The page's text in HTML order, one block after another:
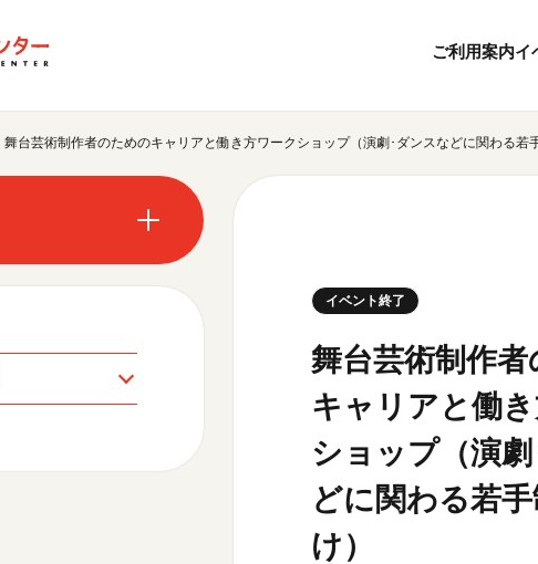
ご利用案内イ
ご利用案内
材／視察・見学／撮影
イベントに参加する
催中のイベント
作室を使う
作室の設備
募情報
ボランティア・サポーター
京都芸術センターの歩み
概要・理念・運営体制
連携事業のご案内
舞台芸術制作者のためのキャリアと働き方ワークショップ（演劇･ダンスなどに関わる若
イベント終了
舞台芸術制作
キャリアと働
ショップ（演
どに関わる若
け）